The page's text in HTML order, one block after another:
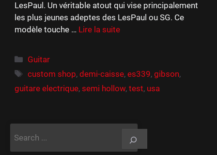
LesPaul. Un véritable atout qui vise principalement
les plus jeunes adeptes des LesPaul ou SG. Ce
modèle touche … Lire la suite
Catégories
Guitar
Étiquettes
custom shop,demi-caisse,es339,gibson,
guitare electrique, semi hollow, test, usa